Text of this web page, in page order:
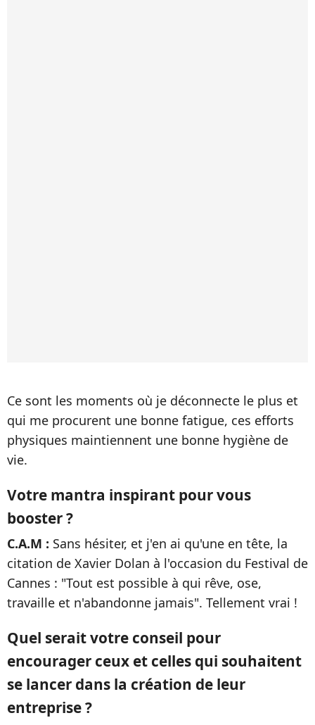
Ce sont les moments où je déconnecte le plus et
qui me procurent une bonne fatigue, ces efforts
physiques maintiennent une bonne hygiène de
vie.
Votre mantra inspirant pour vous
booster ?
C.A.M : Sans hésiter, et j'en ai qu'une en tête, la
citation de Xavier Dolan à l'occasion du Festival de
Cannes : "Tout est possible à qui rêve, ose,
travaille et n'abandonne jamais". Tellement vrai !
Quel serait votre conseil pour
encourager ceux et celles qui souhaitent
se lancer dans la création de leur
entreprise ?